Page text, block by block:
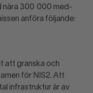
nära 300 000 med­
anföra följande:
att granska och
för NIS2. Att
infrastruktur är av